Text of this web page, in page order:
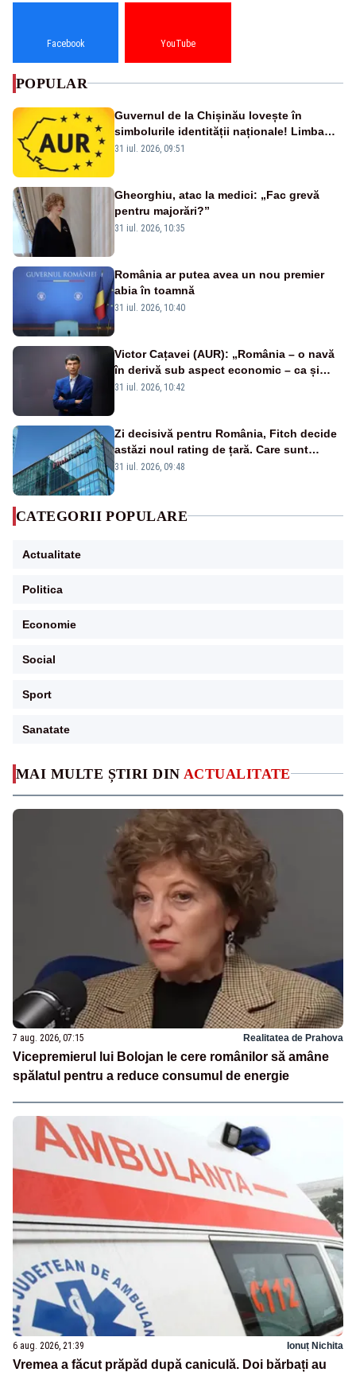
MAI MULTE ȘTIRI DIN ACTUALITATE
7 aug. 2026, 07:15 Realitatea de Prahova
Vicepremierul lui Bolojan le cere românilor să amâne
spălatul pentru a reduce consumul de energie
6 aug. 2026, 21:39 Ionuț Nichita
Vremea a făcut prăpăd după caniculă. Doi bărbați au
Facebook YouTube
POPULAR
Guvernul de la Chișinău lovește în
simbolurile identității naționale! Limba
română nu se economisește! Limba
31 iul. 2026, 09:51
Gheorghiu, atac la medici: „Fac grevă
pentru majorări?”
31 iul. 2026, 10:35
România ar putea avea un nou premier
abia în toamnă
31 iul. 2026, 10:40
Victor Cațavei (AUR): „România – o navă
în derivă sub aspect economic – ca și
rezultat al guvernărilor din ultimii 36 de
31 iul. 2026, 10:42
Zi decisivă pentru România, Fitch decide
astăzi noul rating de țară. Care sunt
efectele retrogradării la categoria „junk”
31 iul. 2026, 09:48
CATEGORII POPULARE
Actualitate
Politica
Economie
Social
Sport
Sanatate